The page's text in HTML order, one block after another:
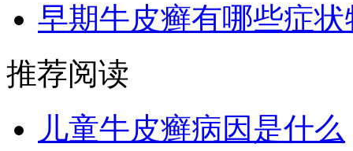
早期牛皮癣有哪些症状
推荐阅读
儿童牛皮癣病因是什么